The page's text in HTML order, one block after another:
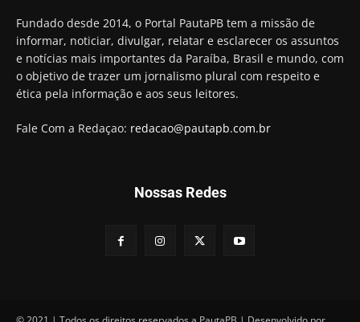
Fundado desde 2014, o Portal PautaPB tem a missão de
informar, noticiar, divulgar, relatar e esclarecer os assuntos
e notícias mais importantes da Paraíba, Brasil e mundo, com
o objetivo de trazer um jornalismo plural com respeito e
ética pela informação e aos seus leitores.
Fale Com a Redaçao: redacao@pautapb.com.br
Nossas Redes